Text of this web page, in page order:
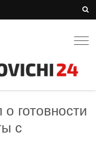
готовности
с